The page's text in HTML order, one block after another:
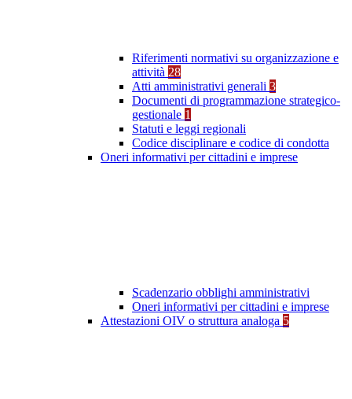
Riferimenti normativi su organizzazione e
attività 28
Atti amministrativi generali 3
Documenti di programmazione strategico-
gestionale 1
Statuti e leggi regionali
Codice disciplinare e codice di condotta
Oneri informativi per cittadini e imprese
Scadenzario obblighi amministrativi
Oneri informativi per cittadini e imprese
Attestazioni OIV o struttura analoga 5